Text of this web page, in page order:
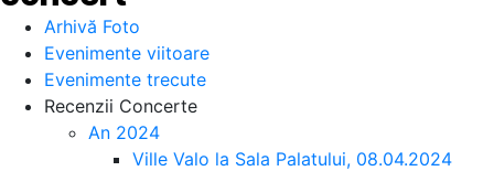
Arhivă Foto
Evenimente viitoare
Evenimente trecute
Recenzii Concerte
An 2024
Ville Valo la Sala Palatului, 08.04.2024